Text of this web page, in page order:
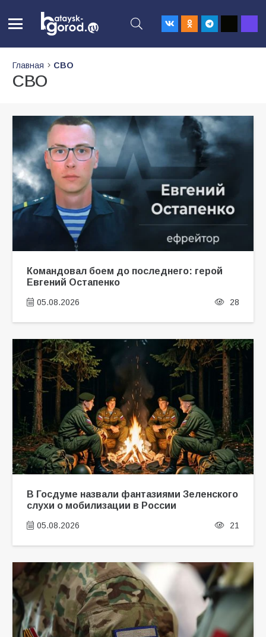
Главная СВО
СВО
Командовал боем до последнего: герой
Евгений Остапенко
05.08.2026 28
В Госдуме назвали фантазиями Зеленского
слухи о мобилизации в России
05.08.2026 21